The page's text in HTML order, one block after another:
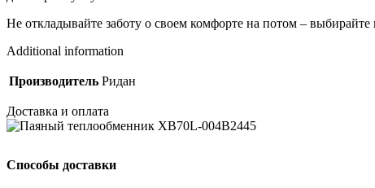
Не откладывайте заботу о своем комфорте на потом – выбирайте
Additional information
Производитель Ридан
Доставка и оплата
Способы доставки